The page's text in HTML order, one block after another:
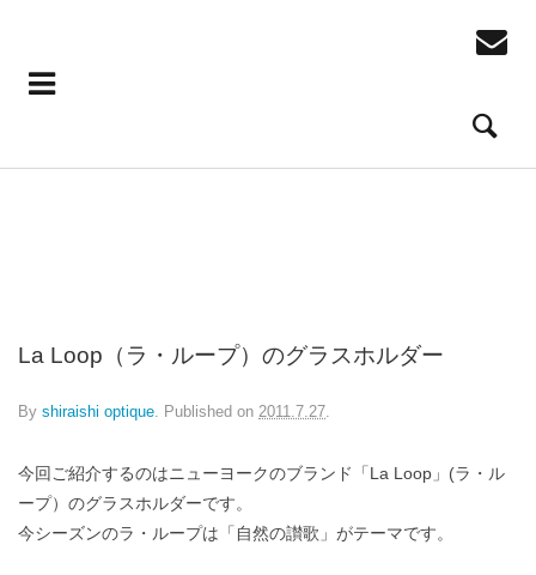
La Loop（ラ・ループ）のグラスホルダー
By shiraishi optique. Published on 2011.7.27.
今回ご紹介するのはニューヨークのブランド「La Loop」(ラ・ル
ープ）のグラスホルダーです。
今シーズンのラ・ループは「自然の讃歌」がテーマです。